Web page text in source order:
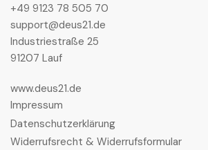
+49 9123 78 505 70
support@deus21.de
Industriestraße 25
91207 Lauf
www.deus21.de
Impressum
Datenschutzerklärung
Widerrufsrecht & Widerrufsformular